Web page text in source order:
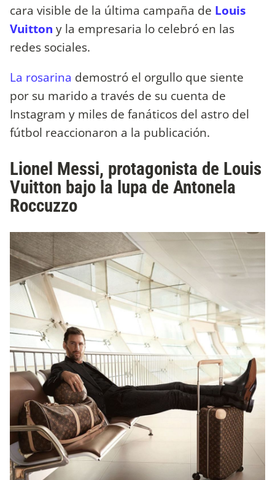
cara visible de la última campaña de Louis
Vuitton y la empresaria lo celebró en las
redes sociales.
La rosarina demostró el orgullo que siente
por su marido a través de su cuenta de
Instagram y miles de fanáticos del astro del
fútbol reaccionaron a la publicación.
Lionel Messi, protagonista de Louis
Vuitton bajo la lupa de Antonela
Roccuzzo